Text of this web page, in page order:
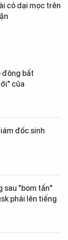
đông bất
của
đốc sinh
sau "bom tấn"
phải lên tiếng